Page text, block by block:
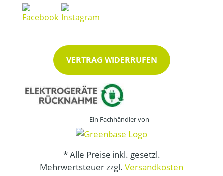
VERTRAG WIDERRUFEN
Ein Fachhändler von
* Alle Preise inkl. gesetzl.
Mehrwertsteuer zzgl. Versandkosten